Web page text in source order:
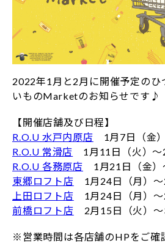
2022年1月と2月に開催予定のひ
いものMarketのお知らせです♪
【開催店舗及び日程】
R.O.U 水戸内原店 1月7日（金
R.O.U 常滑店 1月11日（火）～
R.O.U 各務原店 1月21日（金）
東郷ロフト店 1月24日（月）～
上田ロフト店 1月24日（月）～
前橋ロフト店 2月15日（火）～
※営業時間は各店舗のHPをご確